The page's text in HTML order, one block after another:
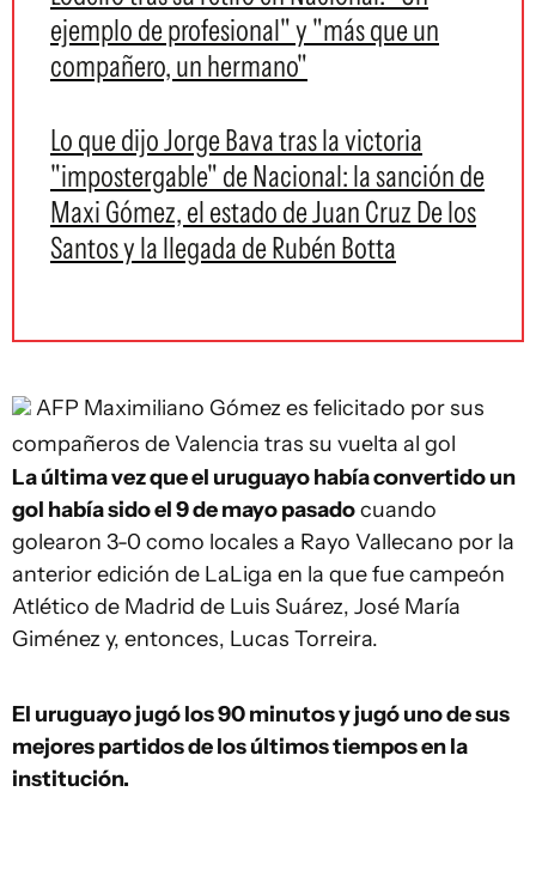
ejemplo de profesional" y "más que un
compañero, un hermano"
Lo que dijo Jorge Bava tras la victoria
"impostergable" de Nacional: la sanción de
Maxi Gómez, el estado de Juan Cruz De los
Santos y la llegada de Rubén Botta
AFP Maximiliano Gómez es felicitado por sus
compañeros de Valencia tras su vuelta al gol
La última vez que el uruguayo había convertido un
gol había sido el 9 de mayo pasadocuando
golearon 3-0 como locales a Rayo Vallecano por la
anterior edición de LaLiga en la que fue campeón
Atlético de Madrid de Luis Suárez, José María
Giménez y, entonces, Lucas Torreira.
El uruguayo jugó los 90 minutos y jugó uno de sus
mejores partidos de los últimos tiempos en la
institución.